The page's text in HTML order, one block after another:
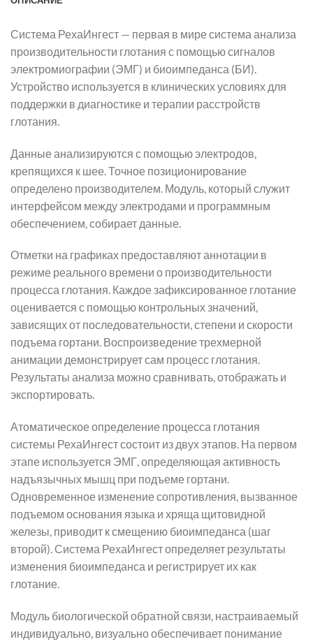
Система РехаИнгест — первая в мире система анализа
производительности глотания с помощью сигналов
электромиографии (ЭМГ) и биоимпеданса (БИ).
Устройство используется в клинических условиях для
поддержки в диагностике и терапии расстройств
глотания.
Данные анализируются с помощью электродов,
крепящихся к шее. Точное позиционирование
определено производителем. Модуль, который служит
интерфейсом между электродами и программным
обеспечением, собирает данные.
Отметки на графиках предоставляют аннотации в
режиме реального времени о производительности
процесса глотания. Каждое зафиксированное глотание
оценивается с помощью контрольных значений,
зависящих от последовательности, степени и скорости
подъема гортани. Воспроизведение трехмерной
анимации демонстрирует сам процесс глотания.
Результаты анализа можно сравнивать, отображать и
экспортировать.
Атоматическое определение процесса глотания
системы РехаИнгест состоит из двух этапов. На первом
этапе используется ЭМГ, определяющая активность
надъязычных мышц при подъеме гортани.
Одновременное изменение сопротивления, вызванное
подъемом основания языка и хряща щитовидной
железы, приводит к смещению биоимпеданса (шаг
второй). Система РехаИнгест определяет результаты
изменения биоимпеданса и регистрирует их как
глотание.
Модуль биологической обратной связи, настраиваемый
индивидуально, визуально обеспечивает понимание